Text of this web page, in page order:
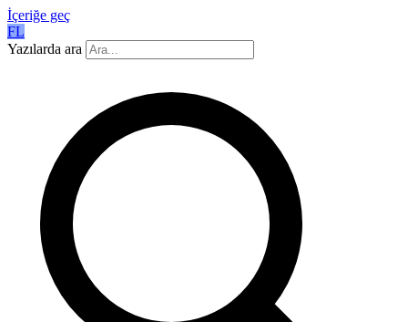
İçeriğe geç
FL
Yazılarda ara